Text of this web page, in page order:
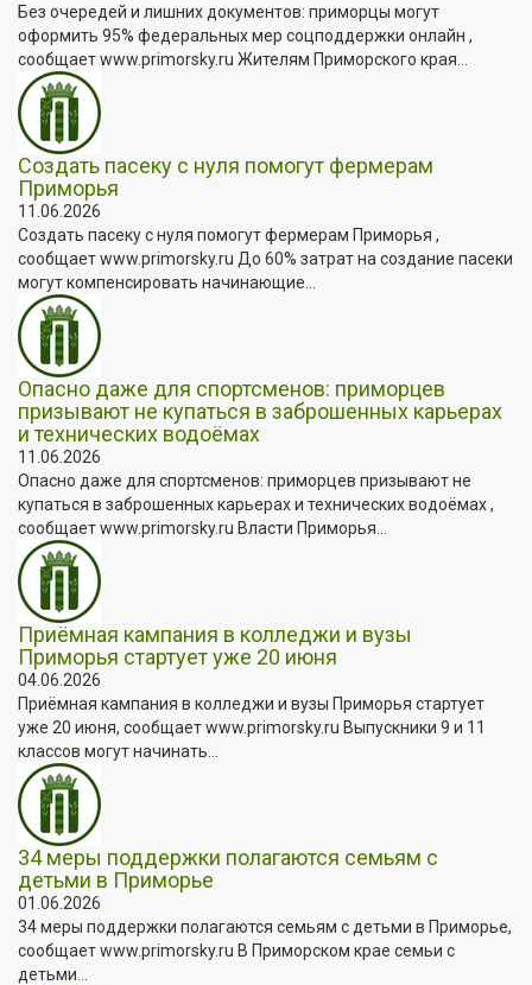
Без очередей и лишних документов: приморцы могут
оформить 95% федеральных мер соцподдержки онлайн ,
сообщает www.primorsky.ru Жителям Приморского края...
Создать пасеку с нуля помогут фермерам
Приморья
11.06.2026
Создать пасеку с нуля помогут фермерам Приморья ,
сообщает www.primorsky.ru До 60% затрат на создание пасеки
могут компенсировать начинающие...
Опасно даже для спортсменов: приморцев
призывают не купаться в заброшенных карьерах
и технических водоёмах
11.06.2026
Опасно даже для спортсменов: приморцев призывают не
купаться в заброшенных карьерах и технических водоёмах ,
сообщает www.primorsky.ru Власти Приморья...
Приёмная кампания в колледжи и вузы
Приморья стартует уже 20 июня
04.06.2026
Приёмная кампания в колледжи и вузы Приморья стартует
уже 20 июня, сообщает www.primorsky.ru Выпускники 9 и 11
классов могут начинать...
34 меры поддержки полагаются семьям с
детьми в Приморье
01.06.2026
34 меры поддержки полагаются семьям с детьми в Приморье,
сообщает www.primorsky.ru В Приморском крае семьи с
детьми...